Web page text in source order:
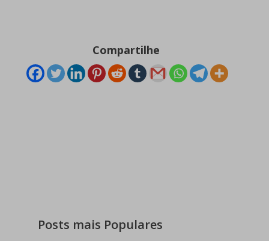
Compartilhe
Posts mais Populares